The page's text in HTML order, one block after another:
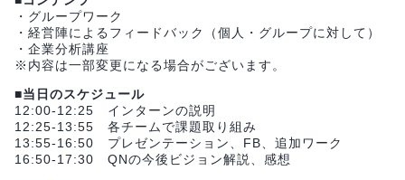
・グループワーク
・経営陣によるフィードバック（個人・グループに対して）
・企業分析講座
※内容は一部変更になる場合がございます。
■当日のスケジュール
12:00-12:25 インターンの説明
12:25-13:55 各チームで課題取り組み
13:55-16:50 プレゼンテーション、FB、追加ワーク
16:50-17:30 QNの今後ビジョン解説、感想